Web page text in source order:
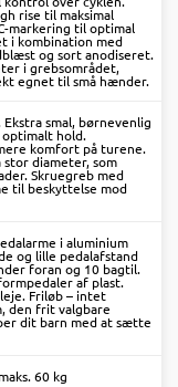
rise til maksimal
markering til optimal
i kombination med
og sort anodiseret.
i grebsområdet,
egnet til små hænder.
smal, børnevenlig
hold.
komfort på turene.
stor diameter, som
Skruegreb med
til beskyttelse mod
i aluminium
og lille pedalafstand
foran og 10 bagtil.
af plast.
Friløb – intet
den frit valgbare
dit barn med at sætte
60 kg